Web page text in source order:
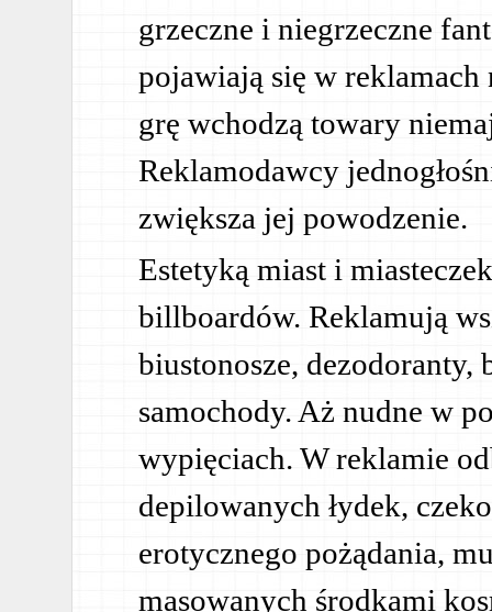
grzeczne i niegrzeczne
pojawiają się w
grę wchodzą towary
Reklamodawcy
zwiększa jej powodzenie.
Estetyką miast i
billboardów. Reklamują
biustonosze, dezodoranty,
samochody. Aż nudne w
wypięciach. W reklamie
depilowanych łydek,
erotycznego pożądania,
masowanych środkami